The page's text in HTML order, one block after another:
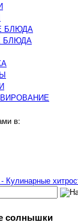
БЛЮДА
БЛЮДА
в:
Кулинарные
солнышки